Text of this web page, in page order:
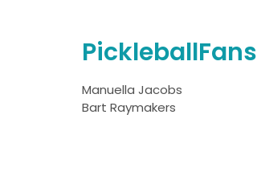
PickleballFans
Manuella Jacobs
Bart Raymakers